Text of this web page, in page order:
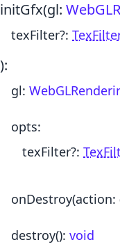
initGfx(gl:
texFilter?:
):
gl:
opts:
texFilter?:
onDestroy(action:
destroy(): void